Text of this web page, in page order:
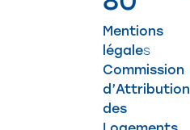
Mentions
légales
Commission
d’Attribution
des